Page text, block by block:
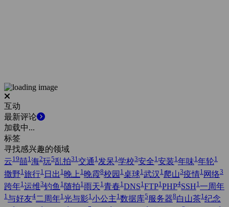
互动
最新评论
加载中...
标签
寻找感兴趣的领域
云19囍1海2玩5乱拍31交通 1发呆1学校3安全1安装1年味1年轮1
撒野1 旅行1 日出 1 晚上 1 晚霞8校园 1 桌球1 武汉 1 爬山3疫情1 网络3
跨年1 运维3钓鱼 1 随拍1 雨天1 青春1 DNS1 FTP1 PHP4SSH1 一周年
1 与好友4二周年1 光与影1 小公主1 数据库5 服务器8白山茶1 纪念